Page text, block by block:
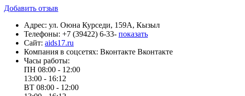
Добавить отзыв
Адрес: ул. Оюна Курседи, 159А, Кызыл
Телефоны: +7 (39422) 6-33- показать
Сайт: aids17.ru
Компания в соцсетях: Вконтакте Вконтакте
Часы работы:
ПН 08:00 - 12:00
13:00 - 16:12
ВТ 08:00 - 12:00